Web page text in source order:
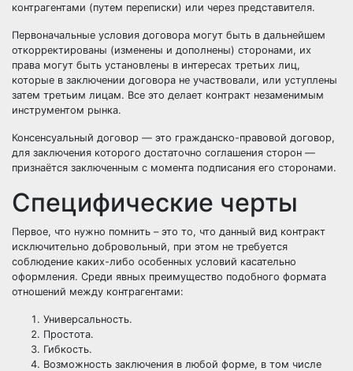
контрагентами (путем переписки) или через представителя.
Первоначальные условия договора могут быть в дальнейшем
откорректированы (изменены и дополнены) сторонами, их
права могут быть установлены в интересах третьих лиц,
которые в заключении договора не участвовали, или уступлены
затем третьим лицам. Все это делает контракт незаменимым
инструментом рынка.
Консенсуальный договор — это гражданско-правовой договор,
для заключения которого достаточно соглашения сторон —
признаётся заключенным с момента подписания его сторонами.
Специфические черты
Первое, что нужно помнить – это то, что данный вид контракт
исключительно добровольный, при этом не требуется
соблюдение каких-либо особенных условий касательно
оформления. Среди явных преимущество подобного формата
отношений между контрагентами:
Универсальность.
Простота.
Гибкость.
Возможность заключения в любой форме, в том числе